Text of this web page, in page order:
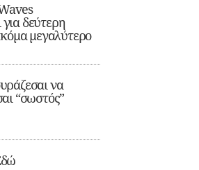
δεύτερη
μεγαλύτερο
να
“σωστός”